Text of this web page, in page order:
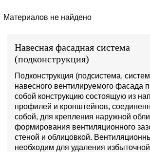
Материалов не найдено
Навесная фасадная система
(подконструкция)
Подконструкция (подсистема,
навесного вентилируемого фасада
собой конструкцию состоящую из
профилей и кронштейнов,
собой, для крепления наружной
формирования вентиляционного
стеной и облицовкой.
необходим для удаления